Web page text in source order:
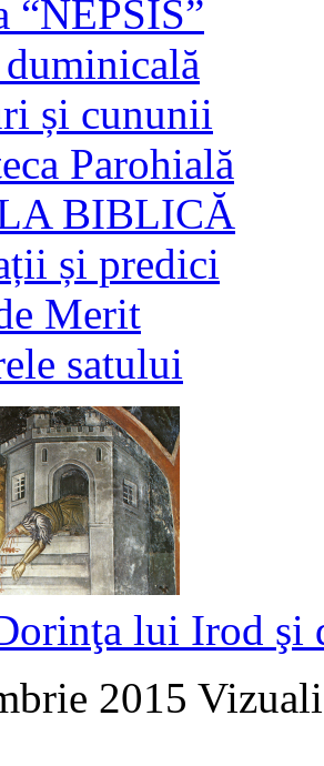
“NEPSIS”
duminicală
și cununii
Parohială
BIBLICĂ
și predici
Merit
satului
lui Irod şi
2015